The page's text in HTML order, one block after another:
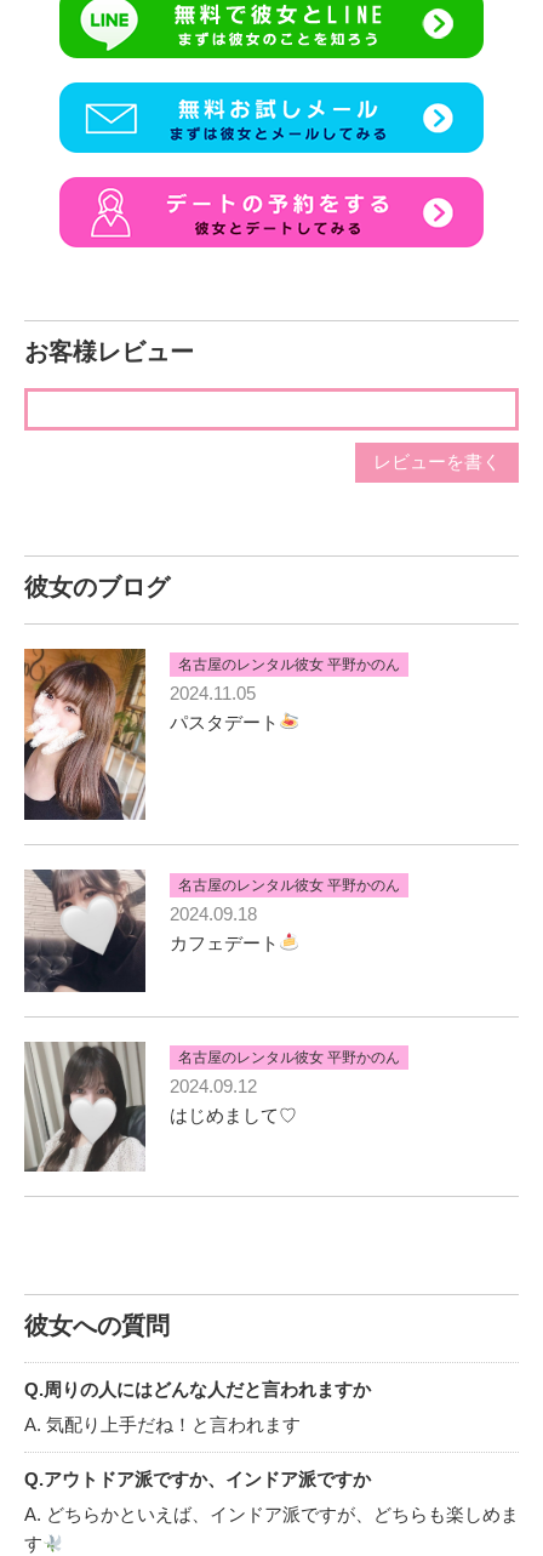
少しでも私に興味を持って頂けたら、お気軽にデートのお誘
い待ってます︎︎♡
お客様レビュー
レビューを書く
彼女のブログ
名古屋のレンタル彼女 平野かのん
2024.11.05
パスタデート
名古屋のレンタル彼女 平野かのん
2024.09.18
カフェデート
名古屋のレンタル彼女 平野かのん
2024.09.12
はじめまして♡
彼女への質問
Q.周りの人にはどんな人だと言われますか
A. 気配り上手だね！と言われます
Q.アウトドア派ですか、インドア派ですか
A. どちらかといえば、インドア派ですが、どちらも楽しめま
す